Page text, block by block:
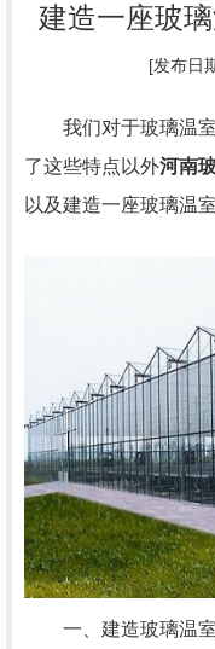
建造一座玻
[发布日
我们对于玻璃温室
了这些特点以外河南
以及建造一座玻璃温
一、建造玻璃温